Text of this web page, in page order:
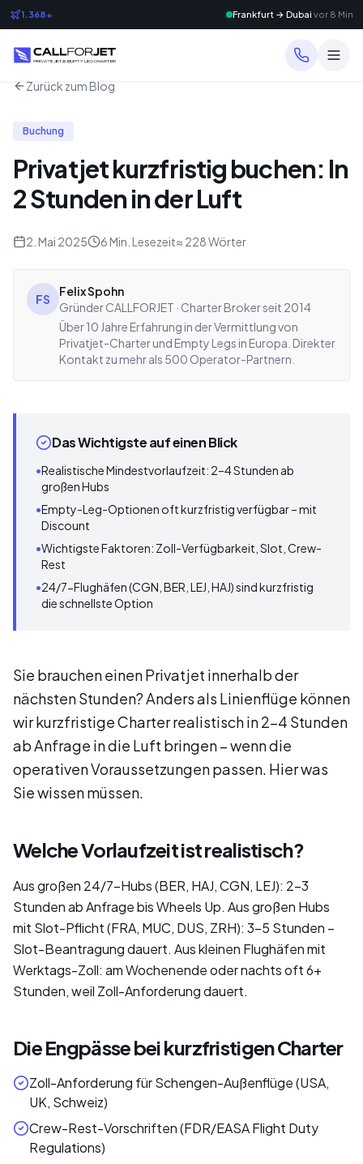
1.368+ Frankfurt → Dubai vor 8 Min
Zurück zum Blog
Buchung
Privatjet kurzfristig buchen: In
2 Stunden in der Luft
2. Mai 2025 6 Min. Lesezeit≈ 228Wörter
FS
Felix Spohn
Gründer CALLFORJET · Charter Broker seit 2014
Über 10 Jahre Erfahrung in der Vermittlung von
Privatjet-Charter und Empty Legs in Europa. Direkter
Kontakt zu mehr als 500 Operator-Partnern.
Das Wichtigste auf einen Blick
•Realistische Mindestvorlaufzeit: 2–4 Stunden ab
großen Hubs
•Empty-Leg-Optionen oft kurzfristig verfügbar – mit
Discount
•Wichtigste Faktoren: Zoll-Verfügbarkeit, Slot, Crew-
Rest
•24/7-Flughäfen (CGN, BER, LEJ, HAJ) sind kurzfristig
die schnellste Option
Sie brauchen einen Privatjet innerhalb der
nächsten Stunden? Anders als Linienflüge können
wir kurzfristige Charter realistisch in 2–4 Stunden
ab Anfrage in die Luft bringen – wenn die
operativen Voraussetzungen passen. Hier was
Sie wissen müssen.
Welche Vorlaufzeit ist realistisch?
Aus großen 24/7-Hubs (BER, HAJ, CGN, LEJ): 2–3
Stunden ab Anfrage bis Wheels Up. Aus großen Hubs
mit Slot-Pflicht (FRA, MUC, DUS, ZRH): 3–5 Stunden –
Slot-Beantragung dauert. Aus kleinen Flughäfen mit
Werktags-Zoll: am Wochenende oder nachts oft 6+
Stunden, weil Zoll-Anforderung dauert.
Die Engpässe bei kurzfristigen Charter
Zoll-Anforderung für Schengen-Außenflüge (USA,
UK, Schweiz)
Crew-Rest-Vorschriften (FDR/EASA Flight Duty
Regulations)